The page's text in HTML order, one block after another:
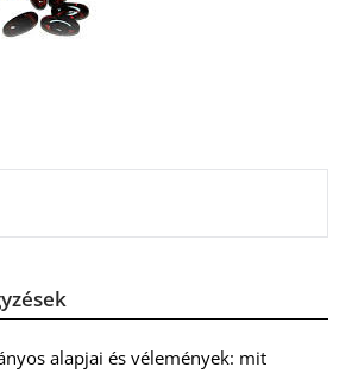
alapjai és vélemények: mit